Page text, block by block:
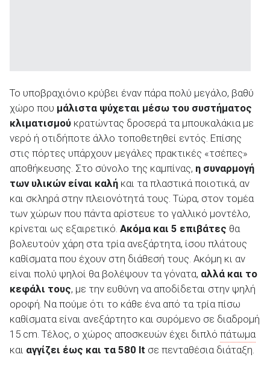
Το υποβραχιόνιο κρύβει έναν πάρα πολύ μεγάλο, βαθύ
χώρο που μάλιστα ψύχεται μέσω του συστήματος
κλιματισμού κρατώντας δροσερά τα μπουκαλάκια με
νερό ή οτιδήποτε άλλο τοποθετηθεί εντός. Επίσης
στις πόρτες υπάρχουν μεγάλες πρακτικές «τσέπες»
αποθήκευσης. Στο σύνολο της καμπίνας, η συναρμογή
των υλικών είναι καλή και τα πλαστικά ποιοτικά, αν
και σκληρά στην πλειονότητά τους. Τώρα, στον τομέα
των χώρων που πάντα αρίστευε το γαλλικό μοντέλο,
κρίνεται ως εξαιρετικό. Ακόμα και 5 επιβάτες θα
βολευτούν χάρη στα τρία ανεξάρτητα, ίσου πλάτους
καθίσματα που έχουν στη διάθεσή τους. Ακόμη κι αν
είναι πολύ ψηλοί θα βολέψουν τα γόνατα, αλλά και το
κεφάλι τους, με την ευθύνη να αποδίδεται στην ψηλή
οροφή. Να πούμε ότι το κάθε ένα από τα τρία πίσω
καθίσματα είναι ανεξάρτητο και συρόμενο σε διαδρομή
15 cm. Τέλος, ο χώρος αποσκευών έχει διπλό πάτωμα
και αγγίζει έως και τα 580 lt σε πενταθέσια διάταξη.